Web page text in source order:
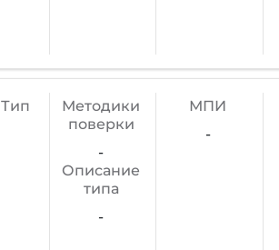
Тип
Методики
поверки
-
Описание
типа
-
МПИ
-